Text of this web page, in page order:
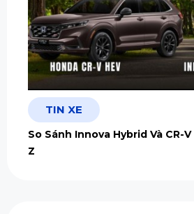
TIN XE
So Sánh Innova Hybrid Và CR-
Z